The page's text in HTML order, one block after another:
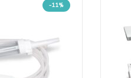
-11%